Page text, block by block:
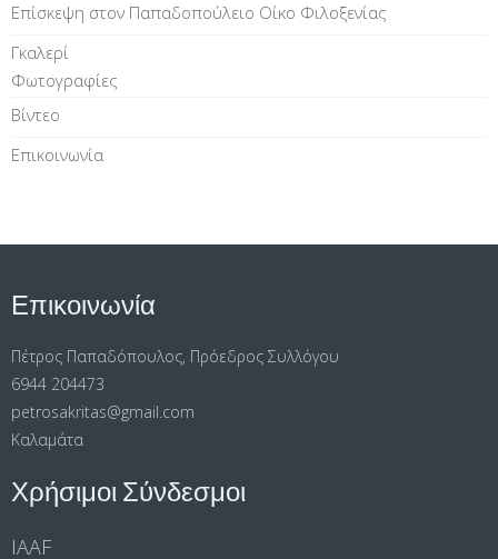
Επίσκεψη στον Παπαδοπούλειο Οίκο Φιλοξενίας
Γκαλερί
Φωτογραφίες
Βίντεο
Επικοινωνία
Επικοινωνία
Πέτρος Παπαδόπουλος, Πρόεδρος Συλλόγου
6944 204473
petrosakritas@gmail.com
Καλαμάτα
Χρήσιμοι Σύνδεσμοι
IAAF